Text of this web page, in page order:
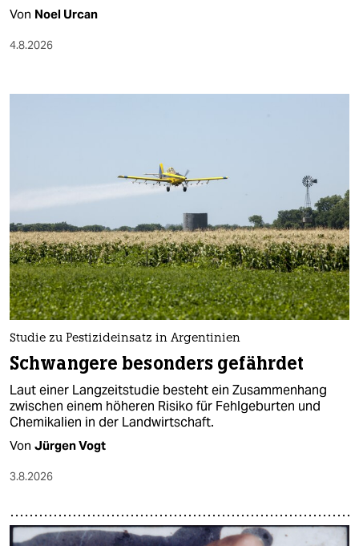
Von Noel Urcan
4.8.2026
Studie zu Pestizideinsatz in Argentinien
Schwangere besonders gefährdet
Laut einer Langzeitstudie besteht ein Zusammenhang
zwischen einem höheren Risiko für Fehlgeburten und
Chemikalien in der Landwirtschaft.
Von Jürgen Vogt
3.8.2026